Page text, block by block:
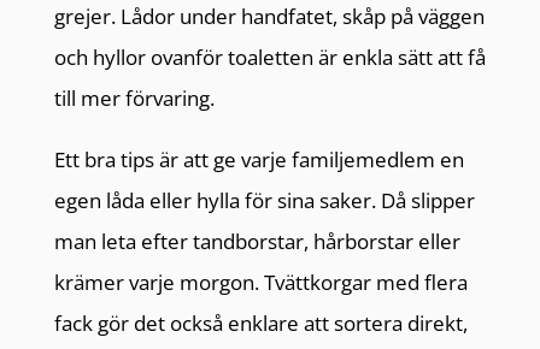
grejer. Lådor under handfatet, skåp på väggen
och hyllor ovanför toaletten är enkla sätt att få
till mer förvaring.
Ett bra tips är att ge varje familjemedlem en
egen låda eller hylla för sina saker. Då slipper
man leta efter tandborstar, hårborstar eller
krämer varje morgon. Tvättkorgar med flera
fack gör det också enklare att sortera direkt,